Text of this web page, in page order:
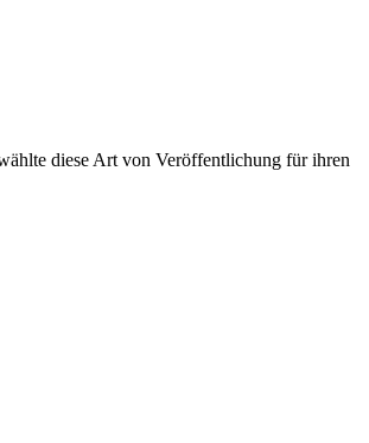
diese Art von Veröffentlichung für ihren